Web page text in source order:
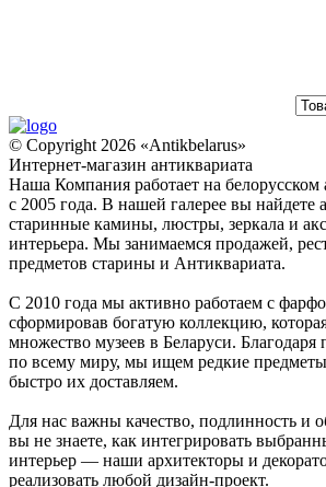
© Copyright 2026 «Antikbelarus»
Интернет-магазин антиквариата
Наша Компания работает на
с 2005 года. В нашей галерее вы найдете
старинные камины, люстры, зеркала и
интерьера. Мы занимаемся продажей,
предметов старины и Антиквариата.
С 2010 года мы активно работаем с
сформировав богатую коллекцию,
множество музеев в Беларуси. Благодаря
по всему миру, мы ищем редкие
быстро их доставляем.
Для нас важны качество, подлинность и
вы не знаете, как интегрировать
интерьер — наши архитекторы и
реализовать любой дизайн-проект.